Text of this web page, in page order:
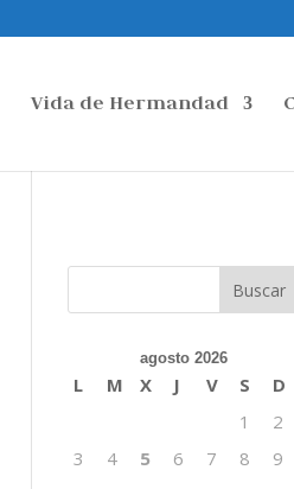
Vida de Hermandad
agosto 2026
L M X J V S
D
1
2
3
4 5 6 7 8
9